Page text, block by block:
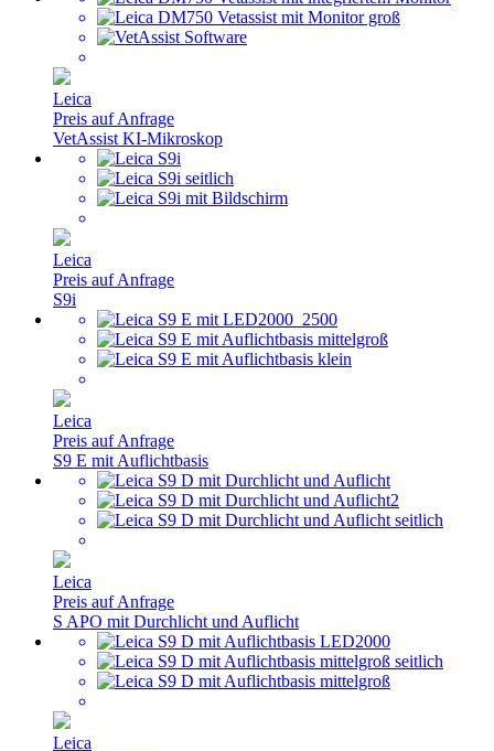
Leica
Preis auf Anfrage
VetAssist KI-Mikroskop
Leica
Preis auf Anfrage
S9i
Leica
Preis auf Anfrage
S9 E mit Auflichtbasis
Leica
Preis auf Anfrage
S APO mit Durchlicht und Auflicht
Leica